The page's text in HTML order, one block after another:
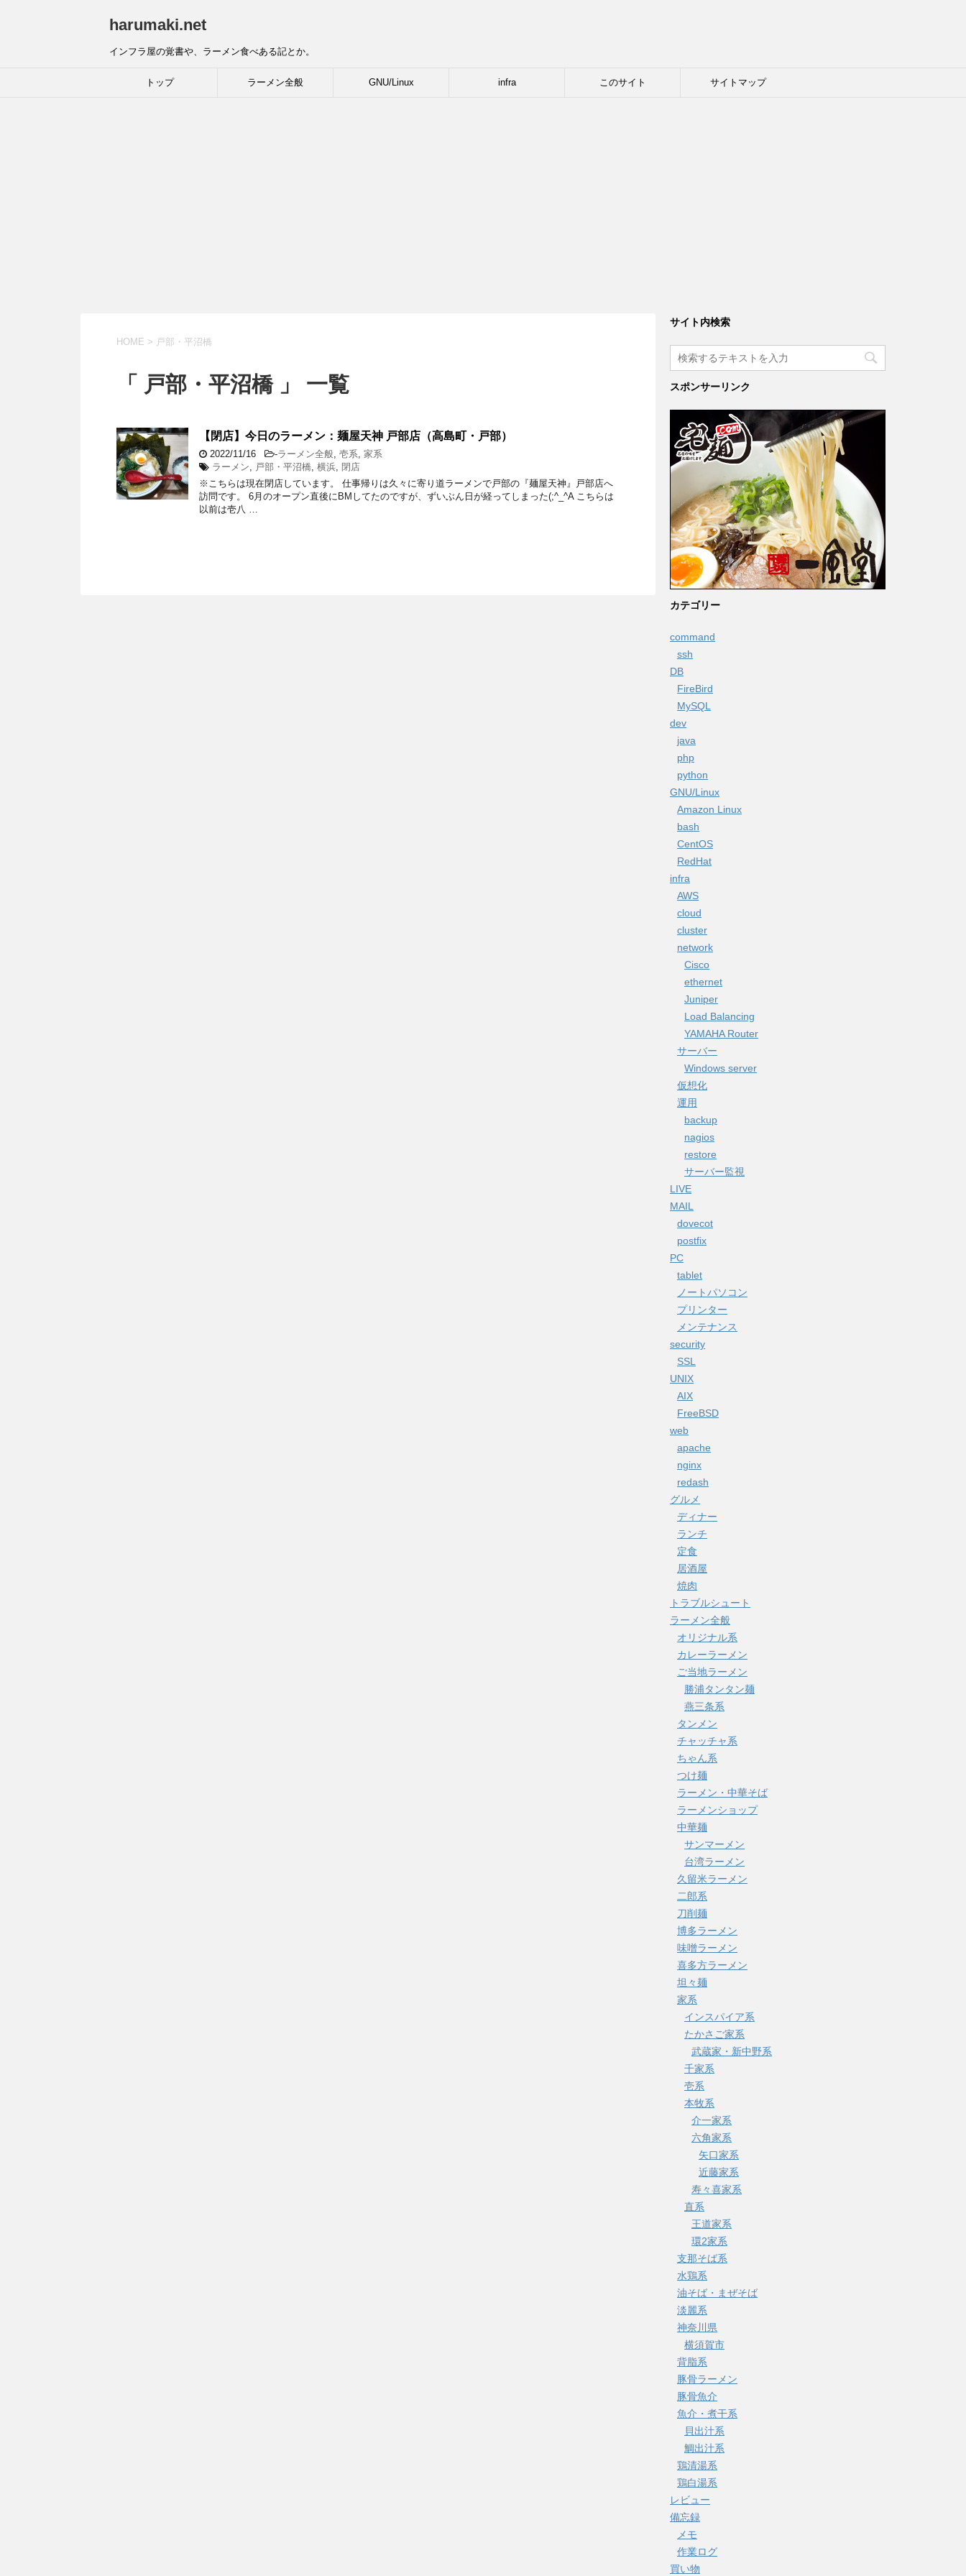
harumaki.net
インフラ屋の覚書や、ラーメン食べある記とか。
トップ ラーメン全般 GNU/Linux infra このサイト サイトマップ
HOME > 戸部・平沼橋
「 戸部・平沼橋 」 一覧
【閉店】今日のラーメン：麺屋天神 戸部店（高島町・戸部）
2022/11/16 -ラーメン全般, 壱系, 家系
ラーメン, 戸部・平沼橋, 横浜, 閉店
※こちらは現在閉店しています。 仕事帰りは久々に寄り道ラーメンで戸部の『麺屋天神』戸部店へ
訪問です。 6月のオープン直後にBMしてたのですが、ずいぶん日が経ってしまった(;^_^A こちらは
以前は壱八 …
サイト内検索
スポンサーリンク
カテゴリー
command
ssh
DB
FireBird
MySQL
dev
java
php
python
GNU/Linux
Amazon Linux
bash
CentOS
RedHat
infra
AWS
cloud
cluster
network
Cisco
ethernet
Juniper
Load Balancing
YAMAHA Router
サーバー
Windows server
仮想化
運用
backup
nagios
restore
サーバー監視
LIVE
MAIL
dovecot
postfix
PC
tablet
ノートパソコン
プリンター
メンテナンス
security
SSL
UNIX
AIX
FreeBSD
web
apache
nginx
redash
グルメ
ディナー
ランチ
定食
居酒屋
焼肉
トラブルシュート
ラーメン全般
オリジナル系
カレーラーメン
ご当地ラーメン
勝浦タンタン麺
燕三条系
タンメン
チャッチャ系
ちゃん系
つけ麺
ラーメン・中華そば
ラーメンショップ
中華麺
サンマーメン
台湾ラーメン
久留米ラーメン
二郎系
刀削麺
博多ラーメン
味噌ラーメン
喜多方ラーメン
坦々麺
家系
インスパイア系
たかさご家系
武蔵家・新中野系
千家系
壱系
本牧系
介一家系
六角家系
矢口家系
近藤家系
寿々喜家系
直系
王道家系
環2家系
支那そば系
水鶏系
油そば・まぜそば
淡麗系
神奈川県
横須賀市
背脂系
豚骨ラーメン
豚骨魚介
魚介・煮干系
貝出汁系
鯛出汁系
鶏清湯系
鶏白湯系
レビュー
備忘録
メモ
作業ログ
買い物